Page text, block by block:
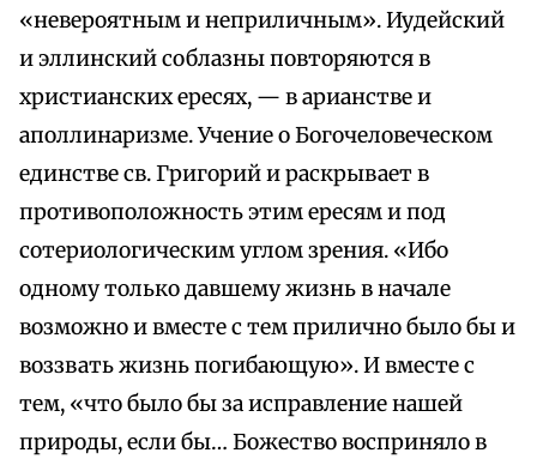
«невероятным и неприличным». Иудейский
и эллинский соблазны повторяются в
христианских ересях, — в арианстве и
аполлинаризме. Учение о Богочеловеческом
единстве св. Григорий и раскрывает в
противоположность этим ересям и под
сотериологическим углом зрения. «Ибо
одному только давшему жизнь в начале
возможно и вместе с тем прилично было бы и
воззвать жизнь погибающую». И вместе с
тем, «что было бы за исправление нашей
природы, если бы… Божество восприняло в